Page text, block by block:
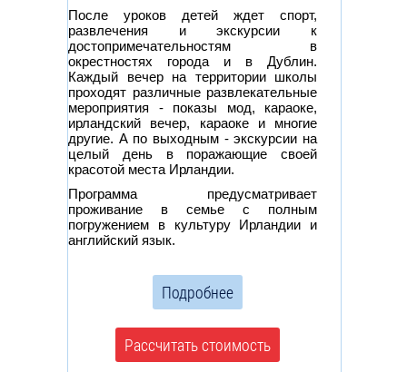
После уроков детей ждет спорт,
развлечения и экскурсии к
достопримечательностям в
окрестностях города и в Дублин.
Каждый вечер на территории школы
проходят различные развлекательные
мероприятия - показы мод, караоке,
ирландский вечер, караоке и многие
другие. А по выходным - экскурсии на
целый день в поражающие своей
красотой места Ирландии.
Программа предусматривает
проживание в семье с полным
погружением в культуру Ирландии и
английский язык.
Подробнее
Рассчитать стоимость